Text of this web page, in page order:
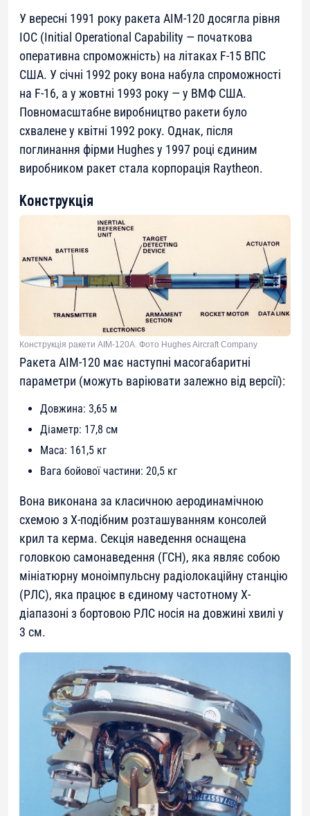
У вересні 1991 року ракета AIM-120 досягла рівня
IOC (Initial Operational Capability — початкова
оперативна спроможність) на літаках F-15 ВПС
США. У січні 1992 року вона набула спроможності
на F-16, а у жовтні 1993 року — у ВМФ США.
Повномасштабне виробництво ракети було
схвалене у квітні 1992 року. Однак, після
поглинання фірми Hughes у 1997 році єдиним
виробником ракет стала корпорація Raytheon.
Конструкція
Конструкція ракети AIM-120A. Фото Hughes Aircraft Company
Ракета AIM-120 має наступні масогабаритні
параметри (можуть варіювати залежно від версії):
Довжина: 3,65 м
Діаметр: 17,8 см
Маса: 161,5 кг
Вага бойової частини: 20,5 кг
Вона виконана за класичною аеродинамічною
схемою з Х-подібним розташуванням консолей
крил та керма. Секція наведення оснащена
головкою самонаведення (ГСН), яка являє собою
мініатюрну моноімпульсну радіолокаційну станцію
(РЛС), яка працює в єдиному частотному X-
діапазоні з бортовою РЛС носія на довжині хвилі у
3 см.